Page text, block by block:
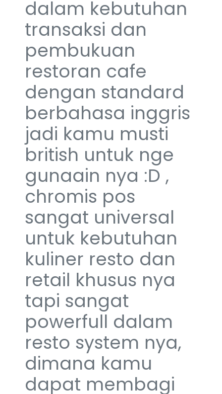
dalam kebutuhan
transaksi dan
pembukuan
restoran cafe
dengan standard
berbahasa inggris
jadi kamu musti
british untuk nge
gunaain nya :D ,
chromis pos
sangat universal
untuk kebutuhan
kuliner resto dan
retail khusus nya
tapi sangat
powerfull dalam
resto system nya,
dimana kamu
dapat membagi